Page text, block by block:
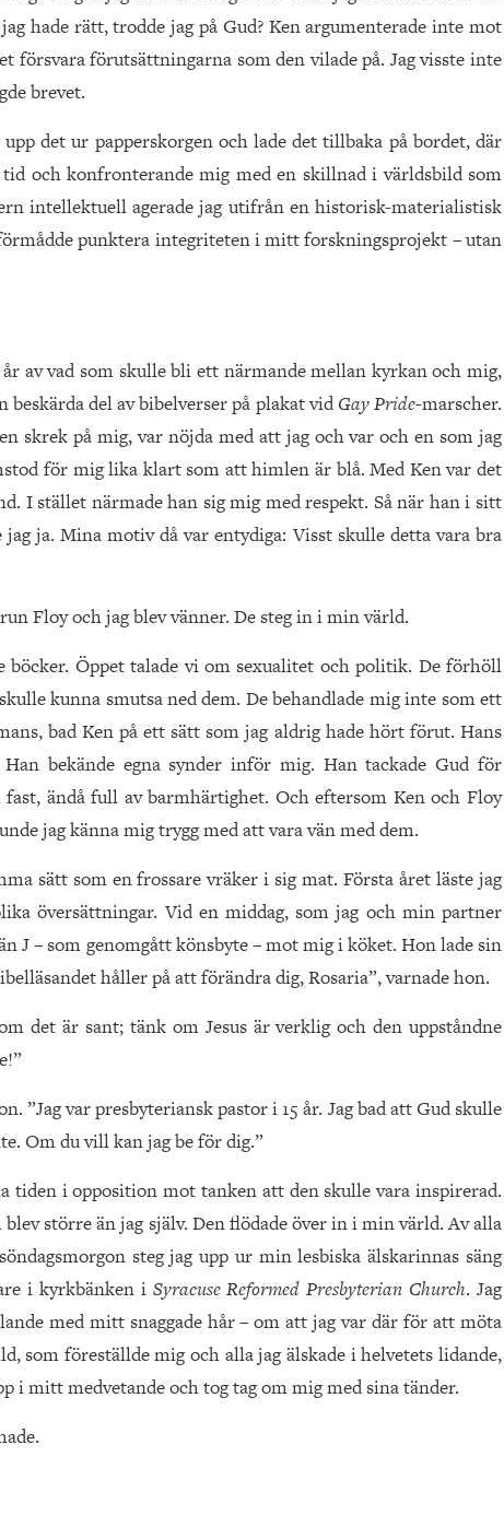
hade rätt, trodde jag på Gud? Ken argumenterade inte mot
försvara förutsättningarna som den vilade på. Jag visste inte
brevet.
det ur papperskorgen och lade det tillbaka på bordet, där
och konfronterande mig med en skillnad i världsbild som
intellektuell agerade jag utifrån en historisk-materialistisk
punktera integriteten i mitt forskningsprojekt – utan
av vad som skulle bli ett närmande mellan kyrkan och mig,
beskärda del av bibelverser på plakat vidGay Pride-marscher.
skrek på mig, var nöjda med att jag och var och en som jag
för mig lika klart som att himlen är blå. Med Ken var det
I stället närmade han sig mig med respekt. Så när han i sitt
ja. Mina motiv då var entydiga: Visst skulle detta vara bra
Floy och jag blev vänner. De steg in i min värld.
böcker. Öppet talade vi om sexualitet och politik. De förhöll
kunna smutsa ned dem. De behandlade mig inte som ett
bad Ken på ett sätt som jag aldrig hade hört förut. Hans
Han bekände egna synder inför mig. Han tackade Gud för
ändå full av barmhärtighet. Och eftersom Ken och Floy
jag känna mig trygg med att vara vän med dem.
sätt som en frossare vräker i sig mat. Första året läste jag
översättningar. Vid en middag, som jag och min partner
J – som genomgått könsbyte – mot mig i köket. Hon lade sin
håller på att förändra dig, Rosaria”, varnade hon.
det är sant; tänk om Jesus är verklig och den uppståndne
”Jag var presbyteriansk pastor i 15 år. Jag bad att Gud skulle
Om du vill kan jag be för dig.”
tiden i opposition mot tanken att den skulle vara inspirerad.
större än jag själv. Den flödade över in i min värld. Av alla
steg jag upp ur min lesbiska älskarinnas säng
i kyrkbänken i Syracuse Reformed Presbyterian Church. Jag
med mitt snaggade hår – om att jag var där för att möta
som föreställde mig och alla jag älskade i helvetets lidande,
i mitt medvetande och tog tag om mig med sina tänder.